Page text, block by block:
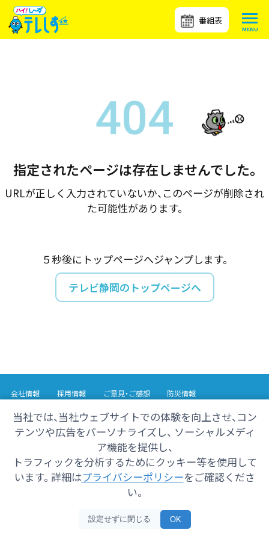
番組表
当社では、当社ウェブサイトでの体験を向上させ、コン
テンツや広告をパーソナライズし、 ソーシャルメディ
ア機能を提供し、
トラフィックを分析するためにクッキー等を使用して
います。 詳細はプライバシーポリシーをご確認くださ
い。
設定せずに閉じる OK
指定されたページは存在しませんでした。
URLが正しく入力されていないか、このページが削除され
た可能性があります。
５秒後にトップページへジャンプします。
テレビ静岡のトップページへ
会社情報 採用情報 ご意見・ご感想
防災情報
Copyright© 2025 SHIZUOKA TELECASTING Co.,Ltd.
All Rights Reserved.